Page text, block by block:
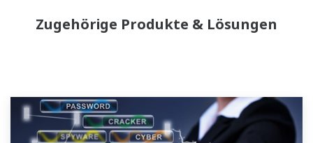
Zugehörige Produkte & Lösungen